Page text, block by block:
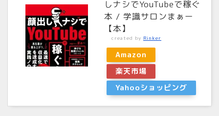
しナシでYouTubeで稼ぐ
本 / 学識サロンまぁー
【本】
created by Rinker
Amazon
楽天市場
Yahooショッピング